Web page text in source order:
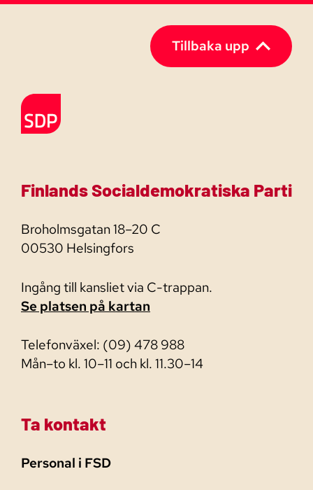
Tillbaka upp
Till förstasidan
Finlands Socialdemokratiska Parti
Broholmsgatan 18–20 C
00530 Helsingfors
Ingång till kansliet via C-trappan.
Se platsen på kartan
Telefonväxel: (09) 478 988
Mån–to kl. 10–11 och kl. 11.30–14
Ta kontakt
Personal i FSD